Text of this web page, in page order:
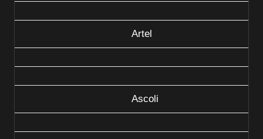
Artel
Ascoli